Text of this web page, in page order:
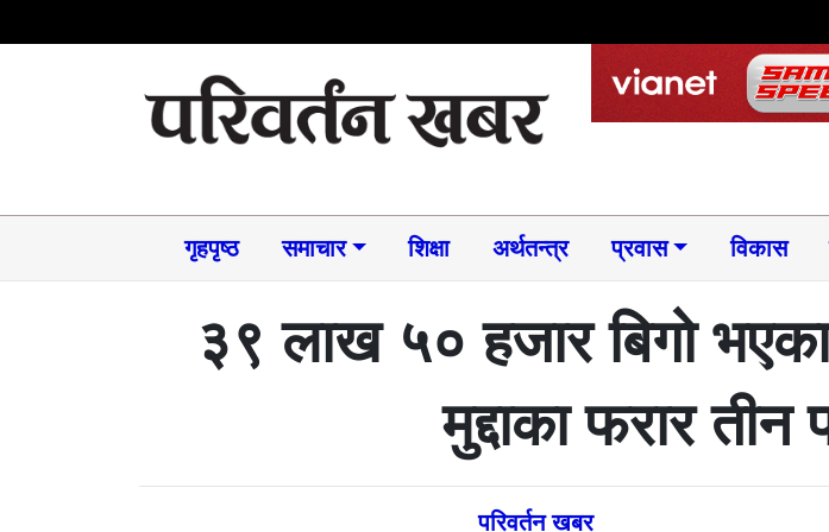
गृहपृष्ठ समाचार​ शिक्षा अर्थतन्त्र प्रवास विकास
३९ लाख ५० हजार बिगो
मुद्दाका फरार तीन
परिवर्तन खबर